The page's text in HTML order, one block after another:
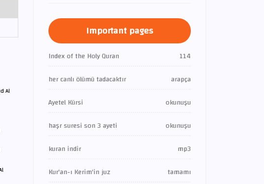
Important pages
Index of the Holy Quran
114
her canlı ölümü tadacaktır
arapça
Ayetel Kürsi
okunuşu
haşr suresi son 3 ayeti
okunuşu
kuran indir
mp3
Kur'an-ı Kerim'in juz
tamamı